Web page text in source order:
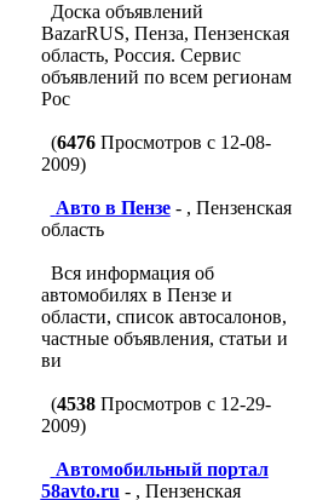
Доска объявлений
BazarRUS, Пенза, Пензенская
область, Россия. Сервис
объявлений по всем регионам
Рос
(6476Просмотров с 12-08-
2009)
Авто в Пензе- , Пензенская
область
Вся информация об
автомобилях в Пензе и
области, список автосалонов,
частные объявления, статьи и
ви
(4538Просмотров с 12-29-
2009)
Автомобильный портал
58avto.ru - , Пензенская